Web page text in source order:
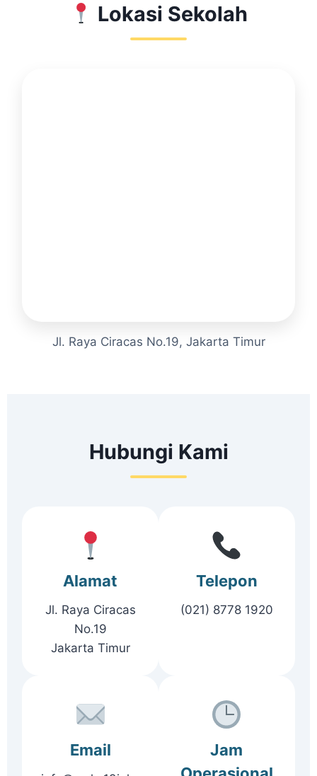
Lokasi Sekolah
Jl. Raya Ciracas No.19, Jakarta Timur
Hubungi Kami
Alamat
Jl. Raya Ciracas
No.19
Jakarta Timur
Telepon
(021) 8778 1920
Email
Jam